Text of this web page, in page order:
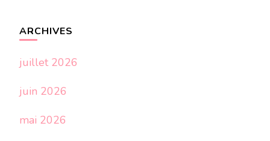
ARCHIVES
juillet 2026
juin 2026
mai 2026